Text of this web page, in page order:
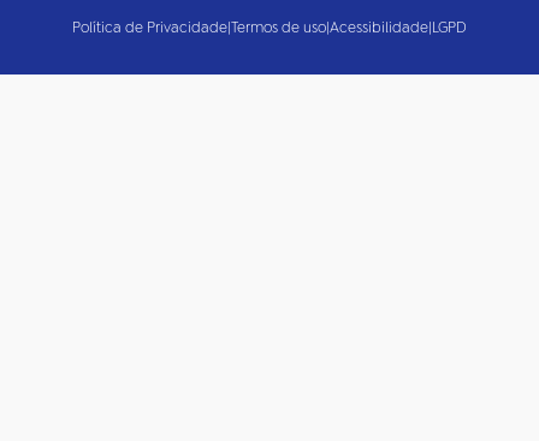
Política de Privacidade|Termos de uso|Acessibilidade|LGPD